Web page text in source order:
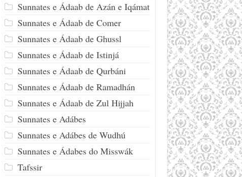
Sunnates e Ádaab de Azán e Iqámat
Sunnates e Ádaab de Comer
Sunnates e Ádaab de Ghussl
Sunnates e Ádaab de Istinjá
Sunnates e Ádaab de Qurbáni
Sunnates e Ádaab de Ramadhán
Sunnates e Ádaab de Zul Hijjah
Sunnates e Adábes
Sunnates e Adábes de Wudhú
Sunnates e Ádabes do Misswák
Tafssir